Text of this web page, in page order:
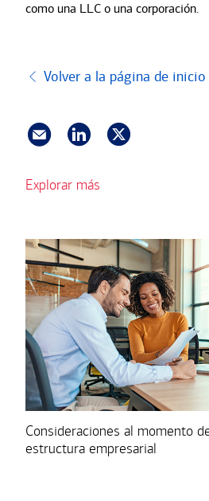
como una LLC o una corporación.
Volver a la página de inicio
Explorar más
Consideraciones al momento
estructura empresarial